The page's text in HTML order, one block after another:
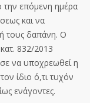
επόμενη ημέρα
και να
τους δαπάνη. Ο
832/2013
να υποχρεωθεί η
ίδιο ό,τι τυχόν
ενάγοντες.